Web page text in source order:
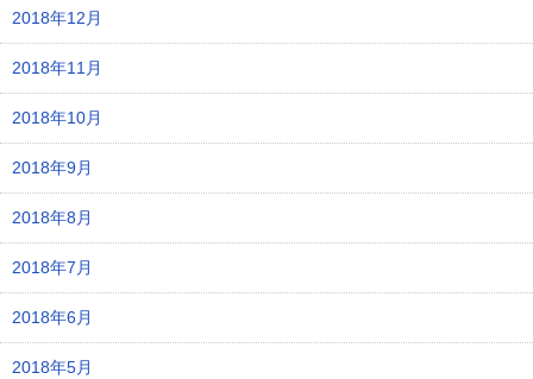
2018年12月
2018年11月
2018年10月
2018年9月
2018年8月
2018年7月
2018年6月
2018年5月